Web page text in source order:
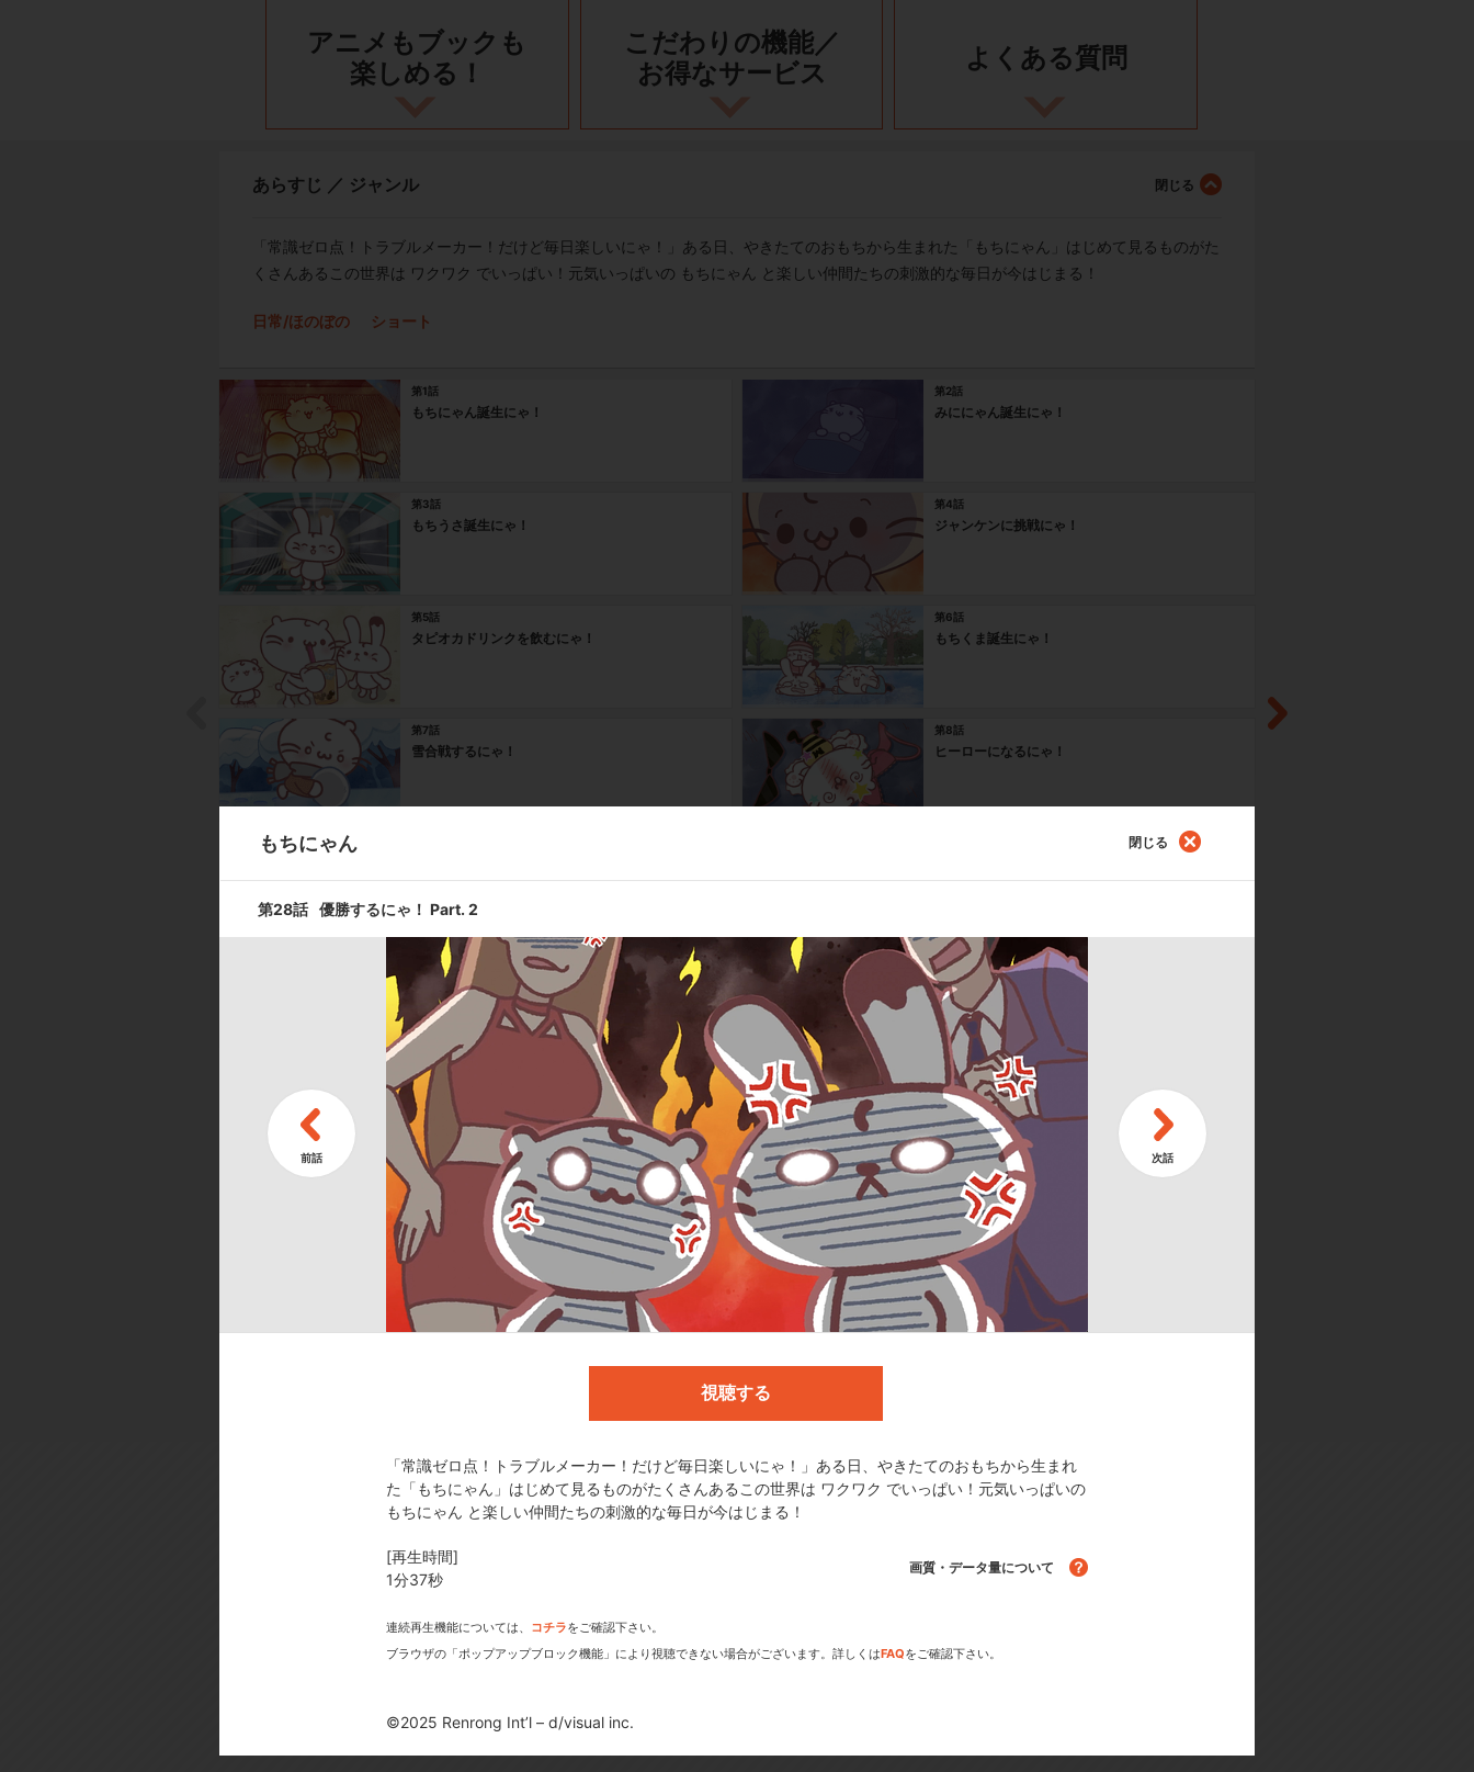
アニメもブックも
楽しめる！
こだわりの機能／
お得なサービス
よくある質問
あらすじ ／ ジャンル
「常識ゼロ点！トラブルメーカー！だけど毎日楽しいにゃ！」ある日、やきたてのおもちから生まれた「もちにゃん」はじめて見るものがた
くさんあるこの世界は ワクワク でいっぱい！元気いっぱいの もちにゃん と楽しい仲間たちの刺激的な毎日が今はじまる！
日常/ほのぼの ショート
第1話
もちにゃん誕生にゃ！
第2話
みににゃん誕生にゃ！
第3話
もちうさ誕生にゃ！
第4話
ジャンケンに挑戦にゃ！
第5話
タピオカドリンクを飲むにゃ！
第6話
もちくま誕生にゃ！
第7話
雪合戦するにゃ！
第8話
ヒーローになるにゃ！
第11話
バレエを見に行くにゃ！
第12話
バレリーナになるにゃ！
キャスト ／ スタッフ
[キャスト]
出演:吉田聖子／本多諒太
脚本・コンテ・監督:コルピ・フェデリコ（d/visual tokyo）／プロデューサー:石博文（d/visual asia）／アニメーション制作:d/visual bangk
ok／音響スタジオ:STUDIO BENGUAR
今期アニメがいち早く見られる！
もちにゃん 閉じる
第28話 優勝するにゃ！ Part. 2
視聴する
「常識ゼロ点！トラブルメーカー！だけど毎日楽しいにゃ！」ある日、やきたてのおもちから生まれ
た「もちにゃん」はじめて見るものがたくさんあるこの世界は ワクワク でいっぱい！元気いっぱいの
もちにゃん と楽しい仲間たちの刺激的な毎日が今はじまる！
[再生時間]
1分37秒
画質・データ量について
連続再生機能については、 コチラをご確認下さい。
ブラウザの「ポップアップブロック機能」により視聴できない場合がございます。詳しくはFAQをご確認下さい。
©2025 Renrong Int’l – d/visual inc.